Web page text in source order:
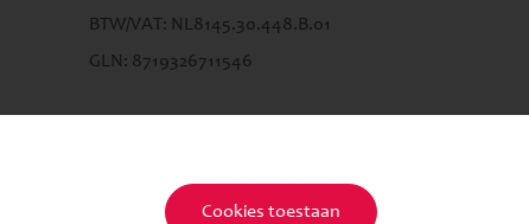
BTW/VAT: NL8145.30.448.B.01
GLN: 8719326711546
Cookies toestaan